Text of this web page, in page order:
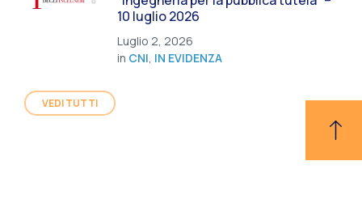
10 luglio 2026
Luglio 2, 2026
in CNI, IN EVIDENZA
VEDI TUTTI